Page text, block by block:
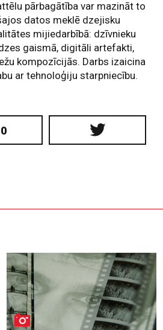
pārbagātība var mazināt to
datos meklē dzejisku
mijiedarbībā: dzīvnieku
gaismā, digitāli artefakti,
kompozīcijās. Darbs izaicina
ar tehnoloģiju starpniecību.
0